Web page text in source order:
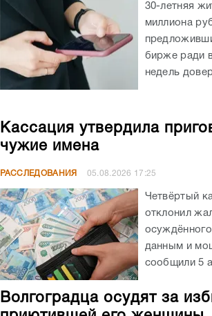
30-летняя
миллиона
бирже ради
недель
Кассация утвердила
чужие имена
РАССЛЕДОВАНИЯ 05.08.2026 17:25
Четвёртый
отклонил
данным и
сообщили 5
Волгоградца осудят за